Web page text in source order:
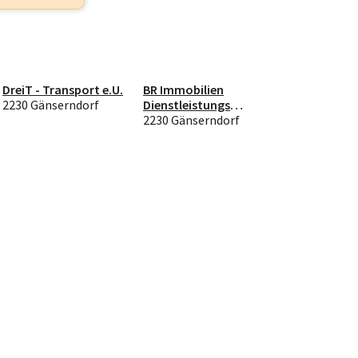
DreiT - Transport e.U.
2230 Gänserndorf
BR Immobilien
Dienstleistungs
GmbH
2230 Gänserndorf